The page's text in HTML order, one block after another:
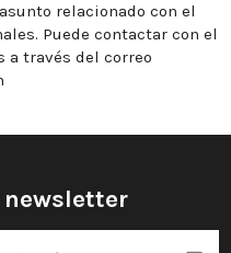
relacionado con el
Puede contactar con el
a través del correo